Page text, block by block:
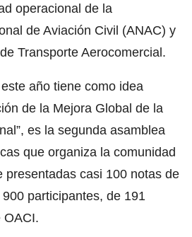
operacional de la
de Aviación Civil (ANAC) y
Transporte Aerocomercial.
año tiene como idea
de la Mejora Global de la
es la segunda asamblea
que organiza la comunidad
presentadas casi 100 notas de
participantes, de 191
OACI.